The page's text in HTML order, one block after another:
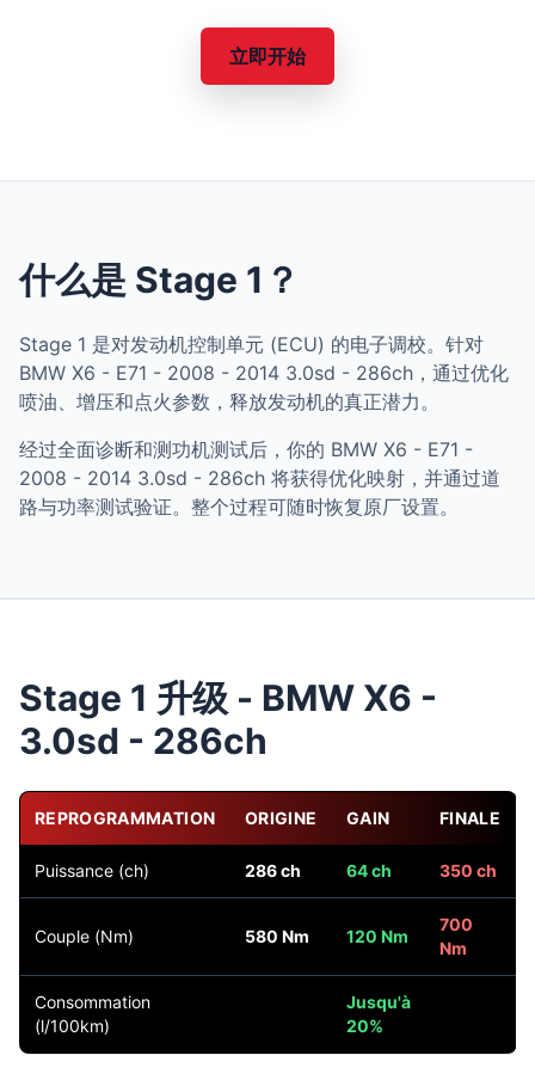
立即开始
什么是 Stage 1？
Stage 1 是对发动机控制单元 (ECU) 的电子调校。针对
BMW X6 - E71 - 2008 - 2014 3.0sd - 286ch，通过优化
喷油、增压和点火参数，释放发动机的真正潜力。
经过全面诊断和测功机测试后，你的 BMW X6 - E71 -
2008 - 2014 3.0sd - 286ch 将获得优化映射，并通过道
路与功率测试验证。整个过程可随时恢复原厂设置。
Stage 1 升级 - BMW X6 -
3.0sd - 286ch
REPROGRAMMATION ORIGINE GAIN FINALE
Puissance (ch) 286 ch 64 ch 350 ch
Couple (Nm) 580 Nm 120 Nm
700
Nm
Consommation
(l/100km)
Jusqu'à
20%